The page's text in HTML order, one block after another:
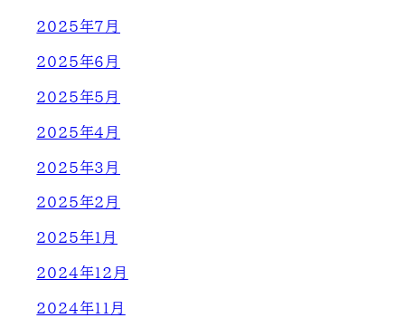
2025年7月
2025年6月
2025年5月
2025年4月
2025年3月
2025年2月
2025年1月
2024年12月
2024年11月